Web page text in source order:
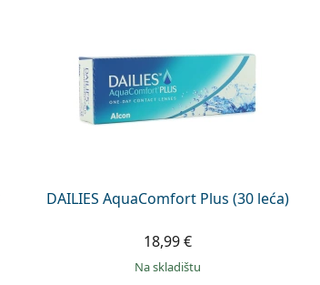
DAILIES AquaComfort Plus (30 leća)
18,99 €
na skladištu